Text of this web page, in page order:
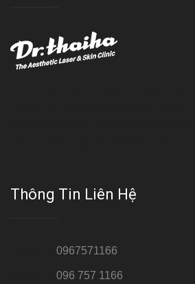
Thông Tin Liên Hệ
0967571166
096 757 1166